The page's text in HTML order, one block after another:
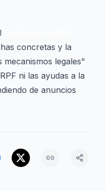
concretas y la
legales"
ni las ayudas a la
de anuncios